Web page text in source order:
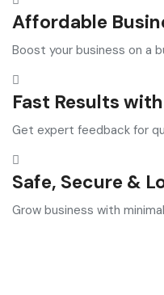
Affordable
Boost your business on a
Fast Results
Get expert feedback for
Safe, Secure &
Grow business with